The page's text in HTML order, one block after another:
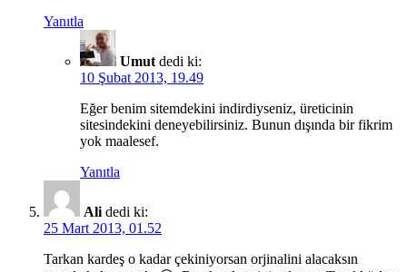
Yanıtla
Umut dedi ki:
10 Şubat 2013, 19.49
Eğer benim sitemdekini indirdiyseniz, üreticinin
sitesindekini deneyebilirsiniz. Bunun dışında bir fikrim
yok maalesef.
Yanıtla
Ali dedi ki:
25 Mart 2013, 01.52
Tarkan kardeş o kadar çekiniyorsan orjinalini alacaksın